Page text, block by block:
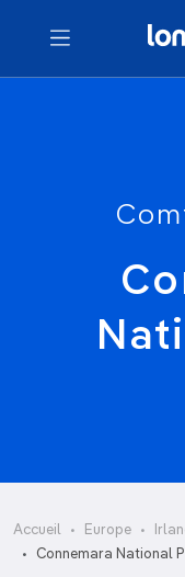
Menu
Accueil Europe
Connemara National